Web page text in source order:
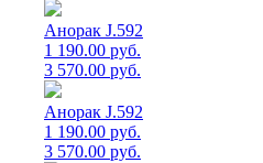
Анорак J.592
1 190.00 руб.
3 570.00 руб.
Анорак J.592
1 190.00 руб.
3 570.00 руб.